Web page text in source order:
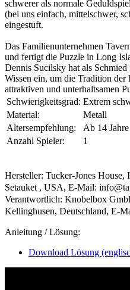
schwerer als normale
(bei uns einfach, mittelschwer,
eingestuft.
Das Familienunternehmen
und fertigt die Puzzle in Long
Dennis Sucilsky hat als Schmied
Wissen ein, um die Tradition
attraktiven und unterhaltsamen
Schwierigkeitsgrad: Extrem
Material:
Metall
Altersempfehlung:
Ab 14 Jahre
Anzahl Spieler:
1
Hersteller: Tucker-Jones
Setauket , USA, E-Mail:
Verantwortlich: Knobelbox
Kellinghusen, Deutschland, E-
Anleitung / Lösung:
Download Lösung